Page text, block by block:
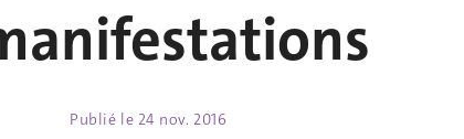
Publié le 24 nov. 2016